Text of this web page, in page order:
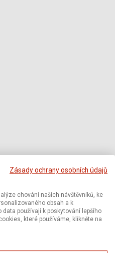
Zásady ochrany osobních údajů
chování našich návštěvníků, ke
obsah a k
používají k poskytování lepšího
které používáme, klikněte na